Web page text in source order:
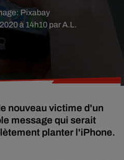
à 14h10 par A.L.
Pixabay
nouveau victime d'un
message qui serait
planter l'iPhone.